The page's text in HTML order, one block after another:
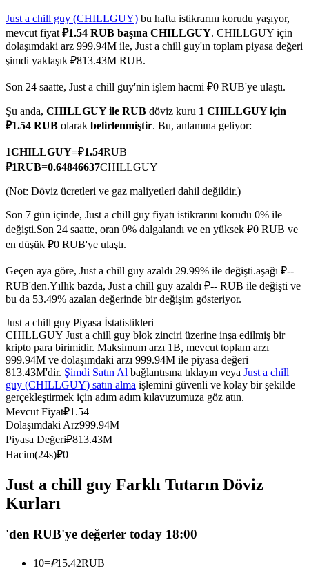
COIN-M Vadeli İşlemleri
Kripto Para Vadeli İşlemleri
TradFi
Hisse senetleri, döviz, değerli metaller ve emtia türevleri
USDC'yi teminat olarak kullanan vadeli işlemler
Kopya Ticaret
En iyi traderlarla güçlerinizi birleştirin
Just a chill guy (CHILLGUY) bu hafta istikrarını korudu yaşıyor,
mevcut fiyat ₽1.54 RUB başına CHILLGUY. CHILLGUY için
dolaşımdaki arz 999.94M ile, Just a chill guy'ın toplam piyasa değeri
şimdi yaklaşık ₽813.43M RUB.
Son 24 saatte, Just a chill guy'nin işlem hacmi ₽0 RUB'ye ulaştı.
Şu anda, CHILLGUY ile RUB döviz kuru 1 CHILLGUY için
₽1.54 RUB olarak belirlenmiştir. Bu, anlamına geliyor:
1CHILLGUY=₽1.54RUB
₽1RUB=0.64846637CHILLGUY
(Not: Döviz ücretleri ve gaz maliyetleri dahil değildir.)
Son 7 gün içinde, Just a chill guy fiyatı istikrarını korudu 0% ile
değişti.Son 24 saatte, oran 0% dalgalandı ve en yüksek ₽0 RUB ve
en düşük ₽0 RUB'ye ulaştı.
Geçen aya göre, Just a chill guy azaldı 29.99% ile değişti.aşağı ₽--
RUB'den.Yıllık bazda, Just a chill guy azaldı ₽-- RUB ile değişti ve
bu da 53.49% azalan değerinde bir değişim gösteriyor.
Just a chill guy Piyasa İstatistikleri
CHILLGUY Just a chill guy blok zinciri üzerine inşa edilmiş bir
kripto para birimidir. Maksimum arzı 1B, mevcut toplam arzı
999.94M ve dolaşımdaki arzı 999.94M ile piyasa değeri
813.43M'dir. Şimdi Satın Al bağlantısına tıklayın veya Just a chill
guy (CHILLGUY) satın alma işlemini güvenli ve kolay bir şekilde
gerçekleştirmek için adım adım kılavuzumuza göz atın.
Mevcut Fiyat₽1.54
Dolaşımdaki Arz999.94M
Piyasa Değeri₽813.43M
Hacim(24s)₽0
Just a chill guy Farklı Tutarın Döviz
Kurları
'den RUB'ye değerler today 18:00
10=₽15.42RUB